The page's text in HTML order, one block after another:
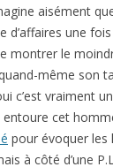
aisément
d’affaires une
montrer le
même son
c’est vraiment
cet
pour évoquer les
à côté d’une